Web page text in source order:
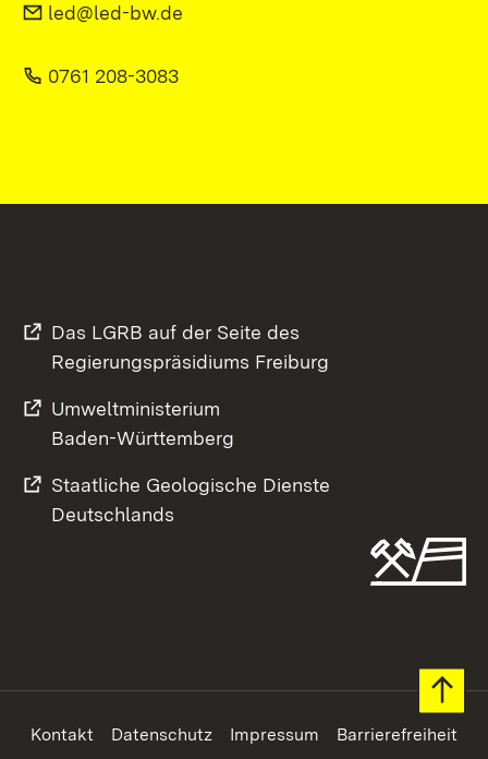
led@led-bw.de
0761 208-3083
Das LGRB auf der Seite des
Regierungspräsidiums Freiburg
Umweltministerium
Baden-Württemberg
Staatliche Geologische Dienste
Deutschlands
Footer
Kontakt Datenschutz Impressum Barrierefreiheit